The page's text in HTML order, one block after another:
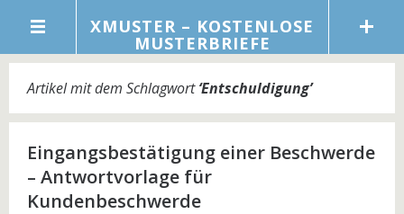
XMUSTER – KOSTENLOSE
MUSTERBRIEFE
Artikel mit dem Schlagwort‘Entschuldigung’
Eingangsbestätigung einer Beschwerde
– Antwortvorlage für
Kundenbeschwerde